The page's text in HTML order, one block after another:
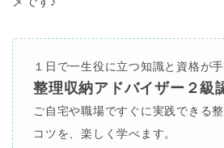
１日で一生役に立つ知識と資格が
整理収納アドバイザー２級
ご自宅や職場ですぐに実践できる
コツを、楽しく学べます。